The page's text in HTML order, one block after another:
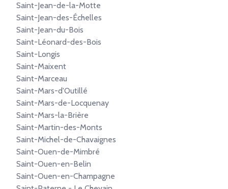
Saint-Jean-de-la-Motte
Saint-Jean-des-Échelles
Saint-Jean-du-Bois
Saint-Léonard-des-Bois
Saint-Longis
Saint-Maixent
Saint-Marceau
Saint-Mars-d'Outillé
Saint-Mars-de-Locquenay
Saint-Mars-la-Brière
Saint-Martin-des-Monts
Saint-Michel-de-Chavaignes
Saint-Ouen-de-Mimbré
Saint-Ouen-en-Belin
Saint-Ouen-en-Champagne